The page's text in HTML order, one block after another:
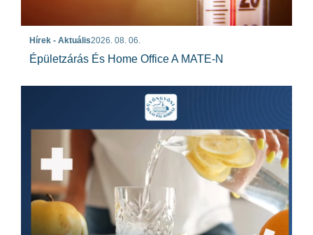
Hírek - Aktuális2026. 08. 06.
Épületzárás És Home Office A MATE-N